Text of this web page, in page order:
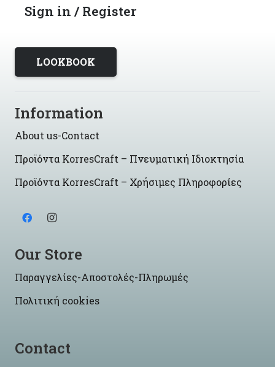
Sign in / Register
LOOKBOOK
Information
About us-Contact
Προϊόντα KorresCraft – Πνευματική Ιδιοκτησία
Προϊόντα KorresCraft – Χρήσιμες Πληροφορίες
Our Store
Παραγγελίες-Αποστολές-Πληρωμές
Πολιτική cookies
Contact